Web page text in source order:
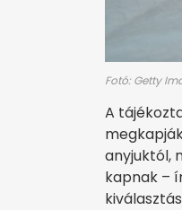
Fotó: Getty
A
anyjuktól,
kapnak –